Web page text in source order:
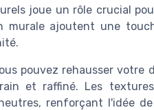
joue un rôle crucial
murale ajoutent une
pouvez rehausser votre
et raffiné. Les
renforçant l'idée